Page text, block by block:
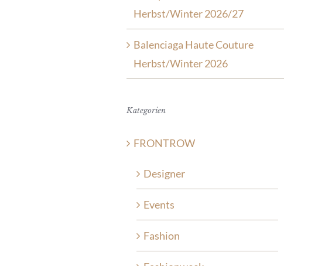
Herbst/Winter 2026/27
Balenciaga Haute Couture
Herbst/Winter 2026
Kategorien
FRONTROW
Designer
Events
Fashion